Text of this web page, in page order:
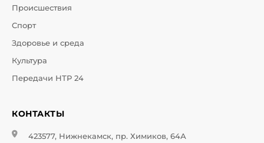
Происшествия
Спорт
Здоровье и среда
Культура
Передачи НТР 24
КОНТАКТЫ
423577, Нижнекамск, пр. Химиков, 64А